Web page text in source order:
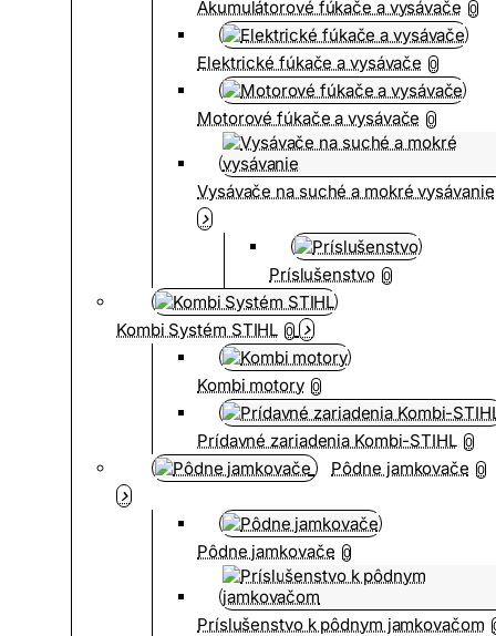
Akumulátorové fúkače a vysávače 0
Elektrické fúkače a vysávače 0
Motorové fúkače a vysávače 0
Vysávače na suché a mokré vysávanie
Príslušenstvo 0
Kombi Systém STIHL 0
Kombi motory 0
Prídavné zariadenia Kombi-STIHL 0
Pôdne jamkovače 0
Pôdne jamkovače 0
Príslušenstvo k pôdnym jamkovačom